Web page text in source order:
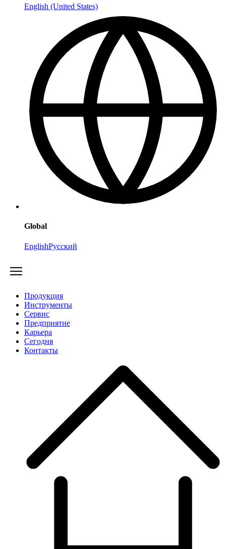
English (United States)
Global
EnglishРусский
Продукция
Инструменты
Сервис
Предприятие
Карьера
Cегодня
Контакты